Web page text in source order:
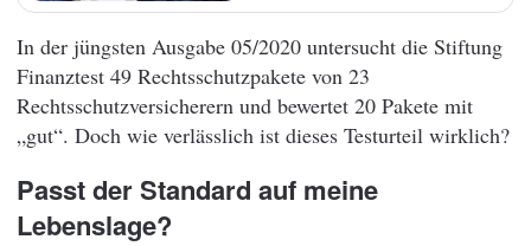
In der jüngsten Ausgabe 05/2020 untersucht die Stiftung
Finanztest 49 Rechtsschutzpakete von 23
Rechtsschutzversicherern und bewertet 20 Pakete mit
„gut“. Doch wie verlässlich ist dieses Testurteil wirklich?
Passt der Standard auf meine
Lebenslage?